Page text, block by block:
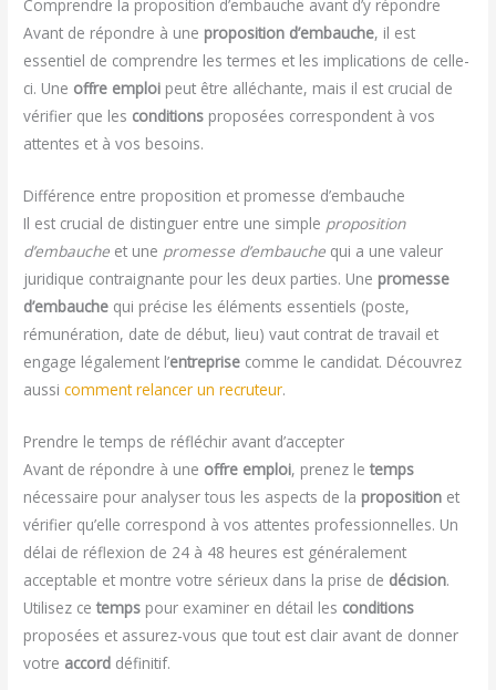
Comprendre la proposition d’embauche avant d’y répondre
Avant de répondre à une proposition d’embauche, il est
essentiel de comprendre les termes et les implications de celle-
ci. Une offre emploi peut être alléchante, mais il est crucial de
vérifier que les conditions proposées correspondent à vos
attentes et à vos besoins.
Différence entre proposition et promesse d’embauche
Il est crucial de distinguer entre une simple proposition
d’embauche et une promesse d’embauche qui a une valeur
juridique contraignante pour les deux parties. Une promesse
d’embauche qui précise les éléments essentiels (poste,
rémunération, date de début, lieu) vaut contrat de travail et
engage légalement l’entreprise comme le candidat. Découvrez
aussicomment relancer un recruteur.
Prendre le temps de réfléchir avant d’accepter
Avant de répondre à une offre emploi, prenez letemps
nécessaire pour analyser tous les aspects de la proposition et
vérifier qu’elle correspond à vos attentes professionnelles. Un
délai de réflexion de 24 à 48 heures est généralement
acceptable et montre votre sérieux dans la prise de décision.
Utilisez cetemps pour examiner en détail les conditions
proposées et assurez-vous que tout est clair avant de donner
votre accord définitif.